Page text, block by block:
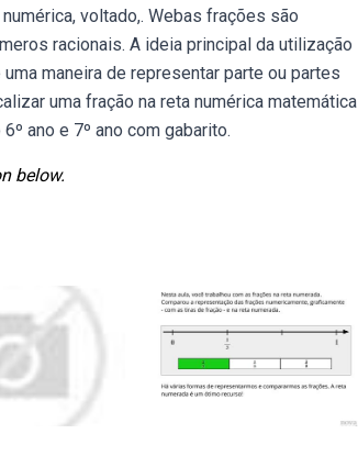
voltado,. Webas frações são
racionais. A ideia principal da utilização
maneira de representar parte ou partes
uma fração na reta numérica matemática
ano e 7º ano com gabarito.
below.